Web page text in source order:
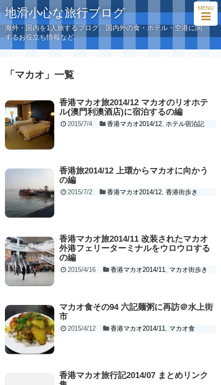
MENU
地滑小心な旅行ブログ
海外・国内を1人旅するブログ。国内外の食・ホテル・空港に関
するお役立ち情報など。
「 マカオ 」 一覧
香港マカオ旅2014/12 マカオのリオホテ
ル(澳門利澳酒店)に宿泊するの編
2015/7/4 香港マカオ2014/12, ホテル宿泊記
香港旅2014/12 上環からマカオに向かう
の編
2015/7/2 香港マカオ2014/12, 香港街歩き
香港マカオ旅2014/11 改装されたマカオ
外港フェリーターミナルをウロウロする
の編
2015/4/16 香港マカオ2014/11 マカオ街歩き
マカオ食その94 六記麺粥に再訪＠水上街
市
2015/4/12 香港マカオ2014/11 マカオ食
香港マカオ旅行記2014/07 まとめリンク